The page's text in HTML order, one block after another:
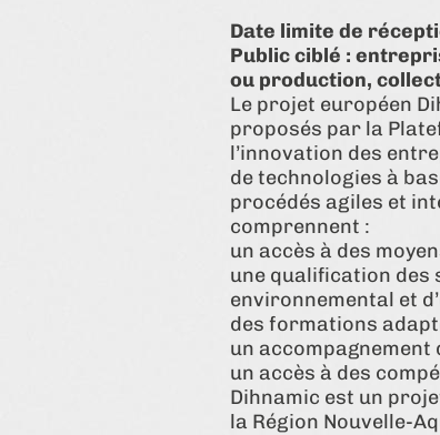
Date limite de
Public ciblé :
ou production,
Le projet européen
proposés par la
l’innovation des
de technologies à
procédés agiles et
comprennent :
un accès à des
une qualification des
environnemental et
des formations
un
un accès à des
Dihnamic est un
la Région Nouvelle-